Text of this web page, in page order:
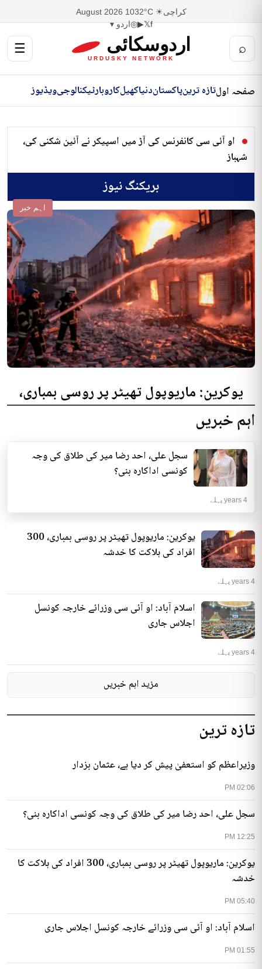
کراچی☀ 32°C
10 August 2026
f
𝕏
▶
◎اردو ▾
⌕ اردوسکائی
URDUSKY NETWORK
☰
صفحہ اولتازہ ترینپاکستاندنیاکھیلکاروبارٹیکنالوجیویڈیوز
او آئی سی کانفرنس کی آڑ میں اسپیکر نے آئین شکنی کی،
شہباز
بریکنگ نیوز
تازہ ترین
02:06 PM
وزیراعظم کو استعفیٰ پیش کر دیا ہے، عثمان بزدار
12:25 PM
سجل علی، احد رضا میر کی طلاق کی وجہ کونسی اداکارہ بنی؟
05:40 PM
یوکرین: ماریوپول تھیٹر پر روسی بمباری، 300 افراد کی ہلاکت کا
خدشہ
01:55 PM
اسلام آباد: او آئی سی وزرائے خارجہ کونسل اجلاس جاری
اہم خبر
یوکرین: ماریوپول تھیٹر پر روسی بمباری،
300 افراد کی ہلاکت کا خدشہ
کا خدشہ ظاہر کیا اور کہا کہ کم...
انٹرنیشنل | 4 years پہلے
اہم خبریں
سجل علی، احد رضا میر کی طلاق کی وجہ
کونسی اداکارہ بنی؟
4 years پہلے
یوکرین: ماریوپول تھیٹر پر روسی بمباری، 300
افراد کی ہلاکت کا خدشہ
4 years پہلے
اسلام آباد: او آئی سی وزرائے خارجہ کونسل
اجلاس جاری
4 years پہلے
مزید اہم خبریں